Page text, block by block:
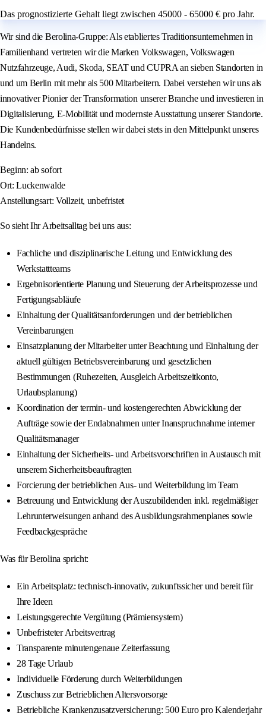
Das prognostizierte Gehalt liegt zwischen 45000 - 65000 € pro Jahr.
Wir sind die Berolina-Gruppe: Als etabliertes Traditionsunternehmen in
Familienhand vertreten wir die Marken Volkswagen, Volkswagen
Nutzfahrzeuge, Audi, Skoda, SEAT und CUPRA an sieben Standorten in
und um Berlin mit mehr als 500 Mitarbeitern. Dabei verstehen wir uns als
innovativer Pionier der Transformation unserer Branche und investieren in
Digitalisierung, E-Mobilität und modernste Ausstattung unserer Standorte.
Die Kundenbedürfnisse stellen wir dabei stets in den Mittelpunkt unseres
Handelns.
Beginn: ab sofort
Ort: Luckenwalde
Anstellungsart: Vollzeit, unbefristet
So sieht Ihr Arbeitsalltag bei uns aus:
Fachliche und disziplinarische Leitung und Entwicklung des
Werkstattteams
Ergebnisorientierte Planung und Steuerung der Arbeitsprozesse und
Fertigungsabläufe
Einhaltung der Qualitätsanforderungen und der betrieblichen
Vereinbarungen
Einsatzplanung der Mitarbeiter unter Beachtung und Einhaltung der
aktuell gültigen Betriebsvereinbarung und gesetzlichen
Bestimmungen (Ruhezeiten, Ausgleich Arbeitszeitkonto,
Urlaubsplanung)
Koordination der termin- und kostengerechten Abwicklung der
Aufträge sowie der Endabnahmen unter Inanspruchnahme interner
Qualitätsmanager
Einhaltung der Sicherheits- und Arbeitsvorschriften in Austausch mit
unserem Sicherheitsbeauftragten
Forcierung der betrieblichen Aus- und Weiterbildung im Team
Betreuung und Entwicklung der Auszubildenden inkl. regelmäßiger
Lehrunterweisungen anhand des Ausbildungsrahmenplanes sowie
Feedbackgespräche
Was für Berolina spricht:
Ein Arbeitsplatz: technisch-innovativ, zukunftssicher und bereit für
Ihre Ideen
Leistungsgerechte Vergütung (Prämiensystem)
Unbefristeter Arbeitsvertrag
Transparente minutengenaue Zeiterfassung
28 Tage Urlaub
Individuelle Förderung durch Weiterbildungen
Zuschuss zur Betrieblichen Altersvorsorge
Betriebliche Krankenzusatzversicherung: 500 Euro pro Kalenderjahr